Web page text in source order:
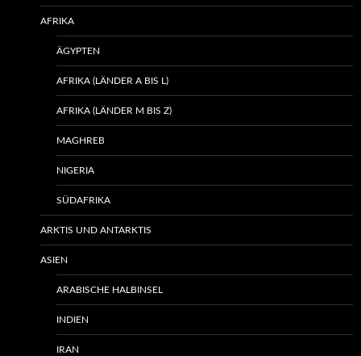
AFRIKA
ÄGYPTEN
AFRIKA (LÄNDER A BIS L)
AFRIKA (LÄNDER M BIS Z)
MAGHREB
NIGERIA
SÜDAFRIKA
ARKTIS UND ANTARKTIS
ASIEN
ARABISCHE HALBINSEL
INDIEN
IRAN